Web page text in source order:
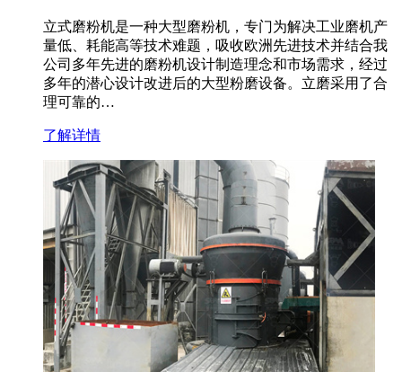
立式磨粉机是一种大型磨粉机，专门为解决工业磨机产
量低、耗能高等技术难题，吸收欧洲先进技术并结合我
公司多年先进的磨粉机设计制造理念和市场需求，经过
多年的潜心设计改进后的大型粉磨设备。立磨采用了合
理可靠的…
了解详情